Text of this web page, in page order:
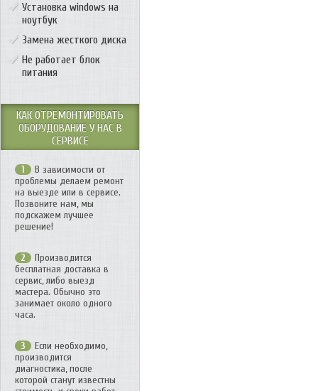
Установка windows на
ноутбук
Замена жесткого диска
Не работает блок
питания
КАК ОТРЕМОНТИРОВАТЬ
ОБОРУДОВАНИЕ У НАС В
СЕРВИСЕ
1
В зависимости от
проблемы делаем ремонт
на выезде или в сервисе.
Позвоните нам, мы
подскажем лучшее
решение!
2
Производится
бесплатная доставка в
сервис, либо выезд
мастера. Обычно это
занимает около одного
часа.
3
Если необходимо,
производится
диагностика, после
которой станут известны